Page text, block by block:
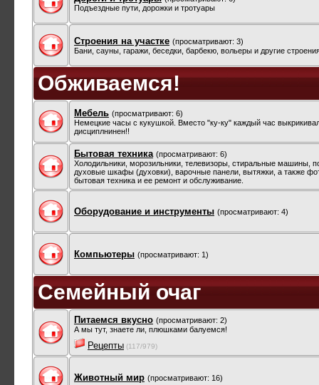
Подъездные пути, дорожки и тротуары
Строения на участке (просматривают: 3)
Бани, сауны, гаражи, беседки, барбекю, вольеры и другие
Обживаемся!
Мебель (просматривают: 6)
Немецкие часы с кукушкой. Вместо "ку-ку" каждый час
дисциплнинен!!
Бытовая техника (просматривают: 6)
Холодильники, морозильники, телевизоры, стиральные машины,
духовые шкафы (духовки), варочные панели, вытяжки, а также
бытовая техника и ее ремонт и обслуживание.
Оборудование и инструменты (просматривают: 4)
Компьютеры (просматривают: 1)
Семейный очаг
Питаемся вкусно (просматривают: 2)
А мы тут, знаете ли, плюшками балуемся!
Рецепты (117/979)
Животный мир (просматривают: 16)